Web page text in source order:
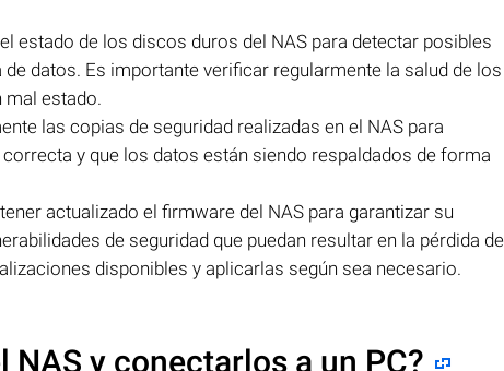
estado de los discos duros del NAS para detectar posibles
datos. Es importante verificar regularmente la salud de los
mal estado.
las copias de seguridad realizadas en el NAS para
y que los datos están siendo respaldados de forma
actualizado el firmware del NAS para garantizar su
de seguridad que puedan resultar en la pérdida de
disponibles y aplicarlas según sea necesario.
y conectarlos a un PC?